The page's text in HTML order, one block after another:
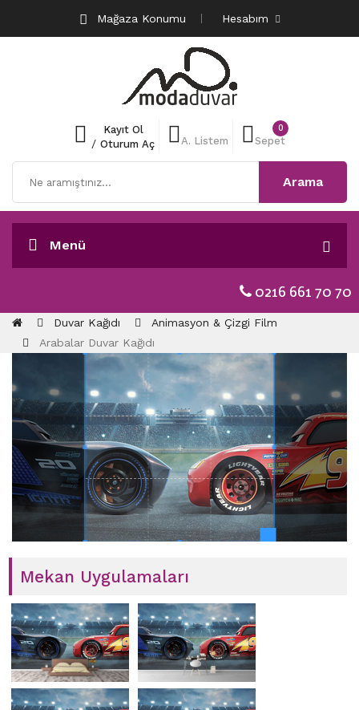
Mağaza Konumu Hesabım
Kayıt Ol
/ Oturum Aç A. Listem
0
Sepet
Arama
Menü
0216 661 70 70
Duvar Kağıdı
Animasyon & Çizgi Film
Arabalar Duvar Kağıdı
Mekan Uygulamaları